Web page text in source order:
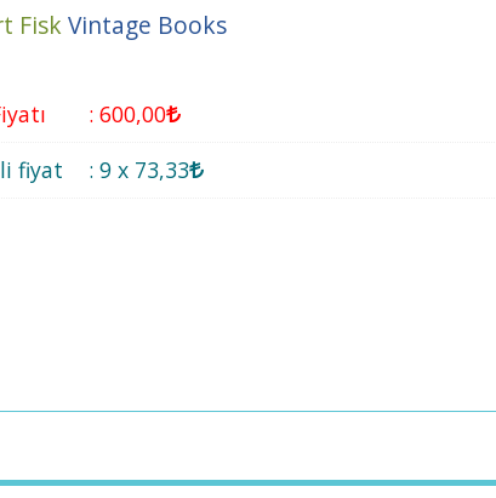
FiskVintage Books
: 600,00
fiyat
: 9 x 73,33